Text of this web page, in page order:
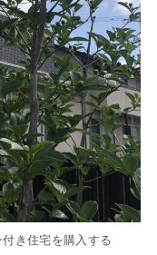
き住宅を購入する